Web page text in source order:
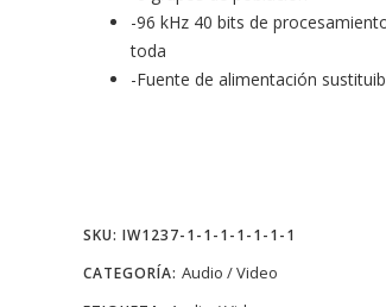
-96 kHz 40 bits de
toda
-Fuente de alimentación
SKU: IW1237-1-1-1-1-1-1-1
CATEGORÍA: Audio / Video